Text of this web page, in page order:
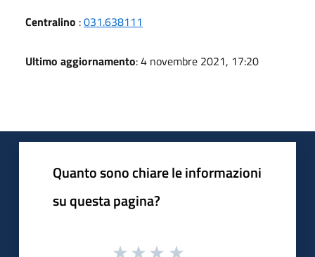
Centralino :031.638111
Ultimo aggiornamento: 4 novembre 2021, 17:20
Quanto sono chiare le informazioni
su questa pagina?